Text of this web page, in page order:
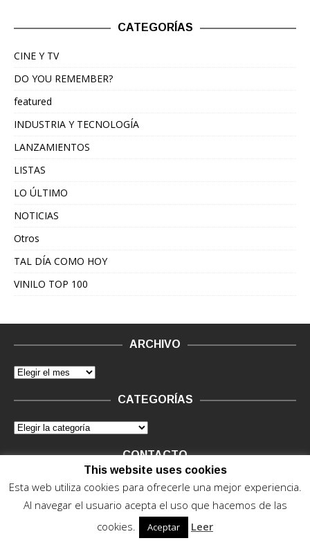
CATEGORÍAS
CINE Y TV
DO YOU REMEMBER?
featured
INDUSTRIA Y TECNOLOGÍA
LANZAMIENTOS
LISTAS
LO ÚLTIMO
NOTICIAS
Otros
TAL DÍA COMO HOY
VINILO TOP 100
ARCHIVO
CATEGORÍAS
CONTACTO
Vinilo Negro.Consultas de anunciantes y Legal, en vinilo at
© 2015 - 2022. Vinilo Negro.Powered by IT ENCORE
This website uses cookies
Esta web utiliza cookies para ofrecerle una mejor experiencia.
Al navegar el usuario acepta el uso que hacemos de las
cookies.
Aceptar Leer